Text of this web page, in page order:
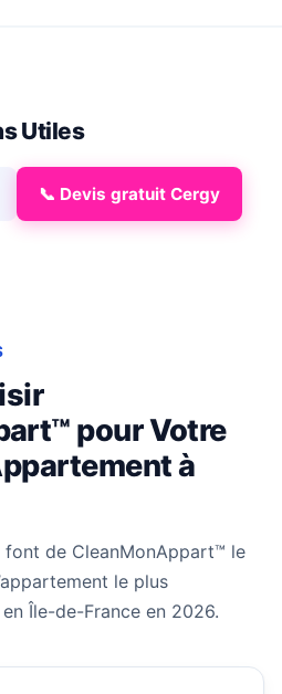
Utiles
📞 Devis gratuit Cergy
pour Votre
à
de CleanMonAppart™ le
le plus
Île-de-France en 2026.